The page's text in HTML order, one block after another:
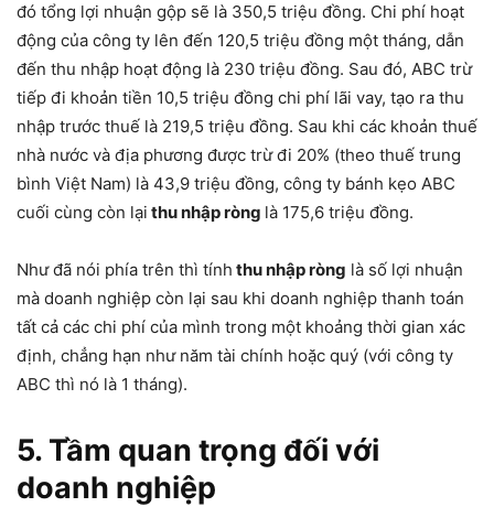
đó tổng lợi nhuận gộp sẽ là 350,5 triệu đồng. Chi phí hoạt
động của công ty lên đến 120,5 triệu đồng một tháng, dẫn
đến thu nhập hoạt động là 230 triệu đồng. Sau đó, ABC trừ
tiếp đi khoản tiền 10,5 triệu đồng chi phí lãi vay, tạo ra thu
nhập trước thuế là 219,5 triệu đồng. Sau khi các khoản thuế
nhà nước và địa phương được trừ đi 20% (theo thuế trung
bình Việt Nam) là 43,9 triệu đồng, công ty bánh kẹo ABC
cuối cùng còn lại thu nhập ròng là 175,6 triệu đồng.
Như đã nói phía trên thì tính thu nhập ròng là số lợi nhuận
mà doanh nghiệp còn lại sau khi doanh nghiệp thanh toán
tất cả các chi phí của mình trong một khoảng thời gian xác
định, chẳng hạn như năm tài chính hoặc quý (với công ty
ABC thì nó là 1 tháng).
5. Tầm quan trọng đối với
doanh nghiệp